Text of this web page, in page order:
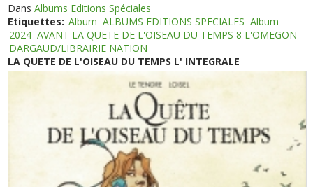
DansAlbums Editions Spéciales
Etiquettes: Album ALBUMS EDITIONS SPECIALES Album
2024 AVANT LA QUETE DE L'OISEAU DU TEMPS 8 L'OMEGON
DARGAUD/LIBRAIRIE NATION
LA QUETE DE L'OISEAU DU TEMPS L' INTEGRALE